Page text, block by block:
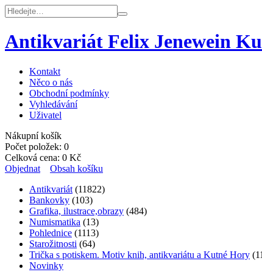
Antikvariát Felix Jenewein
Kontakt
Něco o nás
Obchodní podmínky
Vyhledávání
Uživatel
Nákupní košík
Počet položek: 0
Celková cena: 0 Kč
Objednat
Obsah košíku
Antikvariát (11822)
Bankovky (103)
Grafika, ilustrace,obrazy (484)
Numismatika (13)
Pohlednice (1113)
Starožitnosti (64)
Trička s potiskem. Motiv knih, antikvariátu a Kutné Hory
Novinky